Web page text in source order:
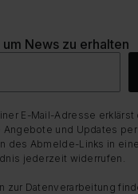
News zu erhalten
E-Mail-Adresse erklärst
und Updates
des Abmelde-Links in
jederzeit widerrufen.
zur Datenverarbeitung